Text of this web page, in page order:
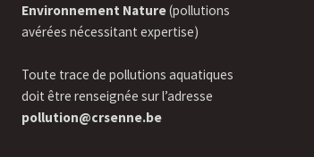
Environnement Nature(pollutions
avérées nécessitant expertise)
Toute trace de pollutions aquatiques
doit être renseignée sur l’adresse
pollution@crsenne.be